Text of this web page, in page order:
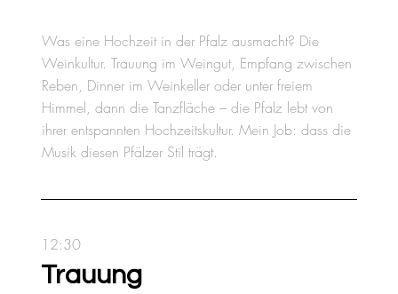
Was eine Hochzeit in der Pfalz ausmacht? Die
Weinkultur. Trauung im Weingut, Empfang zwischen
Reben, Dinner im Weinkeller oder unter freiem
Himmel, dann die Tanzfläche – die Pfalz lebt von
ihrer entspannten Hochzeitskultur. Mein Job: dass die
Musik diesen Pfälzer Stil trägt.
12:30
Trauung